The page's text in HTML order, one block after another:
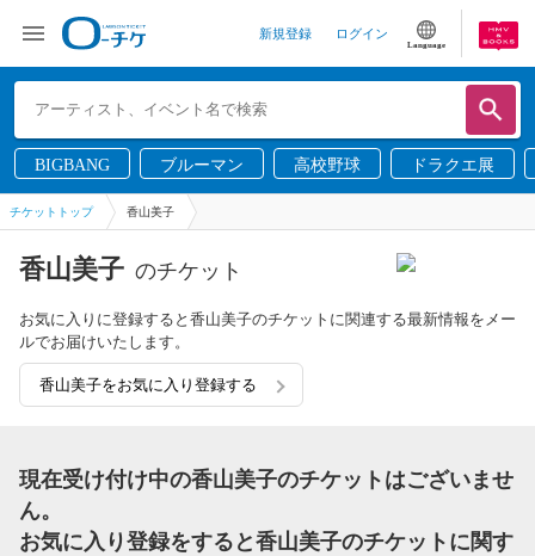
新規登録 ログイン
Language
BIGBANG ブルーマン 高校野球 ドラクエ展
チケットトップ 香山美子
香山美子 のチケット
お気に入りに登録すると香山美子のチケットに関連する最新情報をメー
ルでお届けいたします。
香山美子をお気に入り登録する
現在受け付け中の香山美子のチケットはございませ
ん。
お気に入り登録をすると香山美子のチケットに関す